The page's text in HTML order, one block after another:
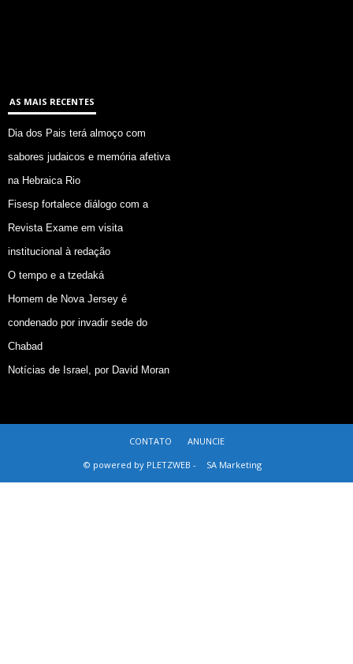
AS MAIS RECENTES
Dia dos Pais terá almoço com
sabores judaicos e memória afetiva
na Hebraica Rio
Fisesp fortalece diálogo com a
Revista Exame em visita
institucional à redação
O tempo e a tzedaká
Homem de Nova Jersey é
condenado por invadir sede do
Chabad
Notícias de Israel, por David Moran
CONTATO
ANUNCIE
© powered by PLETZWEB -
SA Marketing